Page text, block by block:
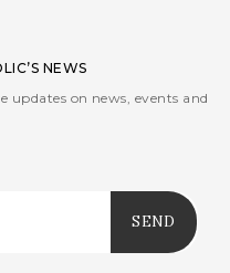
NEWS
updates on news, events and